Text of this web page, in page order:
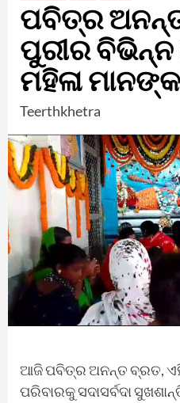
ପବିତ୍ର
ପୁରୀର
ମହିଳା
Teerthkhetra
ଆଜି ପବିତ୍ର ଅନନ୍ତ ବ୍ରତ,
ପରିବାରକୁ ସଦାସର୍ବଦା